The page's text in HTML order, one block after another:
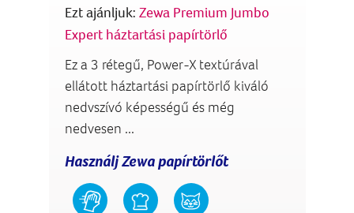
Ezt ajánljuk: Zewa Premium Jumbo
Expert háztartási papírtörlő
Ez a 3 rétegű, Power-X textúrával
ellátott háztartási papírtörlő kiváló
nedvszívó képességű és még
nedvesen ...
Használj Zewa papírtörlőt